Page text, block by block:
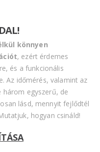
könnyen
, ezért érdemes
és a funkcionális
Az időmérés, valamint az
három egyszerű, de
lásd, mennyit fejlődtél
hogyan csináld!